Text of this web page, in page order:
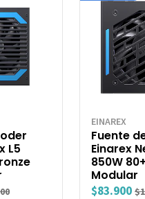
L5
EINAREX
Fuente
Einarex
850W
Modular
$83.900